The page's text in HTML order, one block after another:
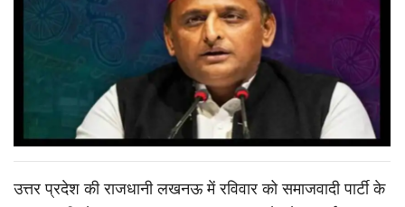
उत्तर प्रदेश की राजधानी लखनऊ में रविवार को समाजवादी पार्टी के